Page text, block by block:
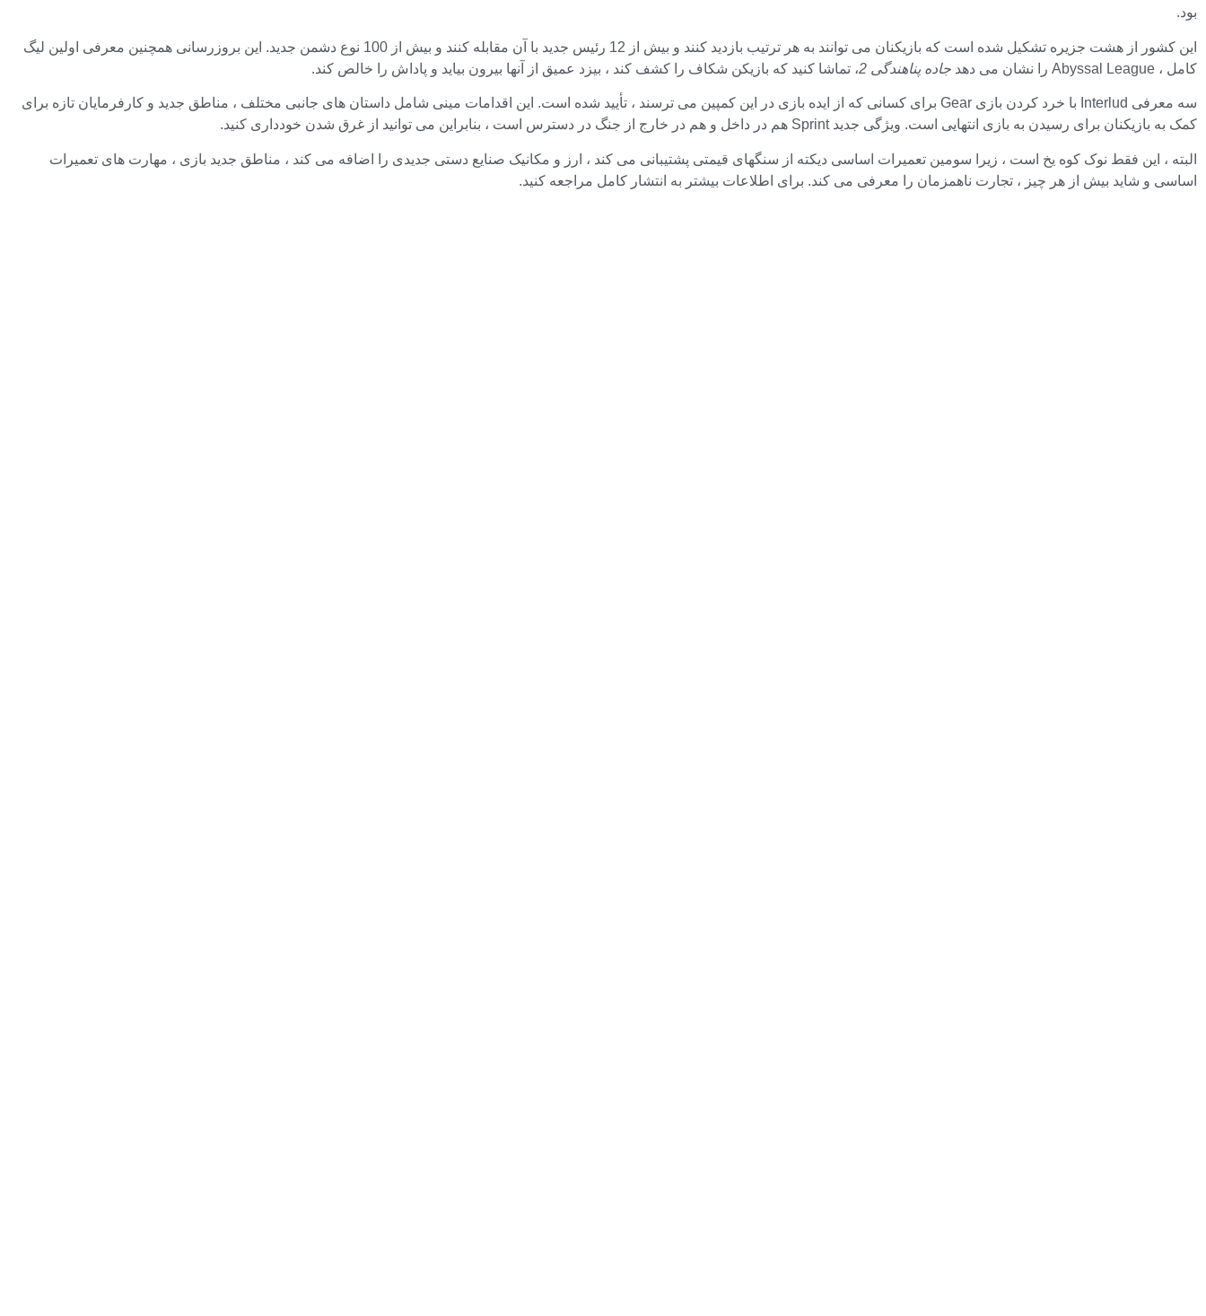
بود.
این کشور از هشت جزیره تشکیل شده است که بازیکنان می توانند به هر ترتیب بازدید کنند و بیش از 12 رئیس جدید با آن مقابله کنند و بیش از 100 نوع دشمن جدید. این بروزرسانی همچنین معرفی اولین لیگ
کامل ، Abyssal League را نشان می دهد
جاده پناهندگی 2 ، تماشا کنید که بازیکن شکاف را کشف کند ، بیزد عمیق از آنها بیرون بیاید و پاداش را خالص کند.
سه معرفی Interlud با خرد کردن بازی Gear برای کسانی که از ایده بازی در این کمپین می ترسند ، تأیید شده است. این اقدامات مینی شامل داستان های جانبی مختلف ، مناطق جدید و کارفرمایان تازه برای
کمک به بازیکنان برای رسیدن به بازی انتهایی است. ویژگی جدید Sprint هم در داخل و هم در خارج از جنگ در دسترس است ، بنابراین می توانید از غرق شدن خودداری کنید.
البته ، این فقط نوک کوه یخ است ، زیرا سومین تعمیرات اساسی دیکته از سنگهای قیمتی پشتیبانی می کند ، ارز و مکانیک صنایع دستی جدیدی را اضافه می کند ، مناطق جدید بازی ، مهارت های تعمیرات
اساسی و شاید بیش از هر چیز ، تجارت ناهمزمان را معرفی می کند. برای اطلاعات بیشتر به انتشار کامل مراجعه کنید.